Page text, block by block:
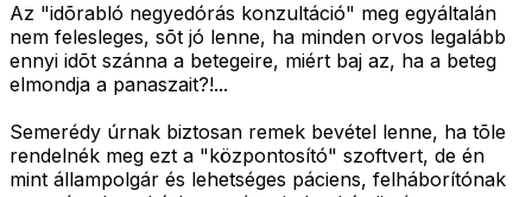
Az "idõrabló negyedórás konzultáció" meg egyáltalán
nem felesleges, sõt jó lenne, ha minden orvos legalább
ennyi idõt szánna a betegeire, miért baj az, ha a beteg
elmondja a panaszait?!...
Semerédy úrnak biztosan remek bevétel lenne, ha tõle
rendelnék meg ezt a "központosító" szoftvert, de én
mint állampolgár és lehetséges páciens, felháborítónak